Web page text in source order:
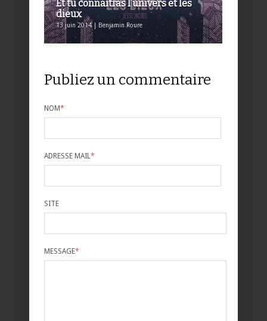
Et tu connaîtras l’univers et les
dieux
13 juin 2014 | Benjamin Roure
Publiez un commentaire
NOM*
ADRESSE MAIL *
SITE
MESSAGE*